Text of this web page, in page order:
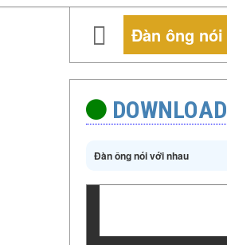
Đàn ông
Đàn ông nói với nhau